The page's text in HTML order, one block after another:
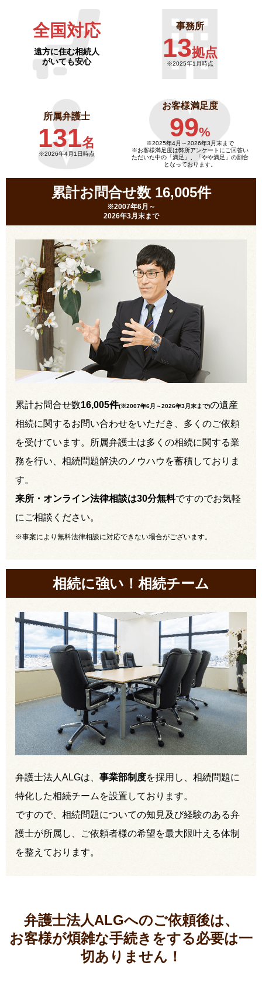
全国対応
遠方に住む相続人
がいても安心
事務所
13拠点
※2025年1月時点
所属弁護士
131名
※2026年4月1日時点
お客様満足度
99%
※2025年4月～2026年3月末まで
※お客様満足度は弊所アンケートにご回答い
ただいた中の「満足」、「やや満足」の割合
となっております。
累計お問合せ数 16,005件
※2007年6月～
2026年3月末まで
累計お問合せ数16,005件(※2007年6月～2026年3月末まで)の遺産
相続に関するお問い合わせをいただき、多くのご依頼
を受けています。所属弁護士は多くの相続に関する業
務を行い、相続問題解決のノウハウを蓄積しておりま
す。
来所・オンライン法律相談は30分無料ですのでお気軽
にご相談ください。
※事案により無料法律相談に対応できない場合がございます。
相続に強い！相続チーム
弁護士法人ALGは、 事業部制度を採用し、相続問題に
特化した相続チームを設置しております。
ですので、相続問題についての知見及び経験のある弁
護士が所属し、ご依頼者様の希望を最大限叶える体制
を整えております。
弁護士法人ALGへのご依頼後は、
お客様が煩雑な手続きをする必要は一
切ありません！